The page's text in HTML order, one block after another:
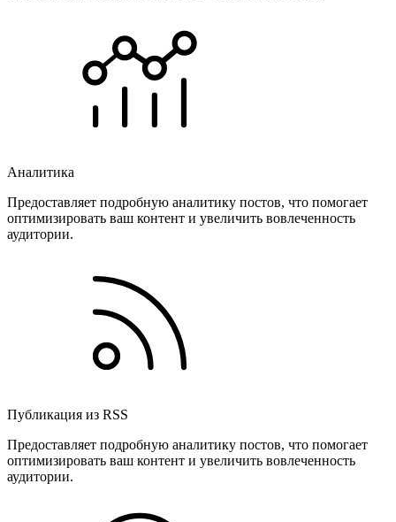
Аналитика
Предоставляет подробную аналитику постов, что помогает
оптимизировать ваш контент и увеличить вовлеченность
аудитории.
Публикация из RSS
Предоставляет подробную аналитику постов, что помогает
оптимизировать ваш контент и увеличить вовлеченность
аудитории.